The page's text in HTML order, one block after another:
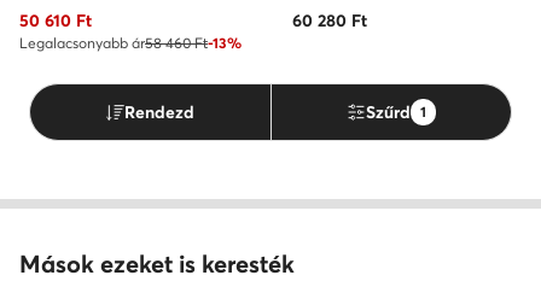
Aktuális ár
50 610 Ft
Legalacsonyabb ár58 460 Ft-13%
60 280 Ft
Rendezd Szűrd 1
Mások ezeket is keresték